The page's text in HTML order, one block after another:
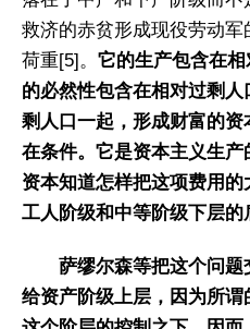
救济的赤贫形成现役劳动
荷重[5]。 它的生产包含在
的必然性包含在相对过剩
剩人口一起，形成财富的
在条件。它是资本主义生产
资本知道怎样把这项费用
工人阶级和中等阶级下层的
萨缪尔森等把这个问
给资产阶级上层，因为所